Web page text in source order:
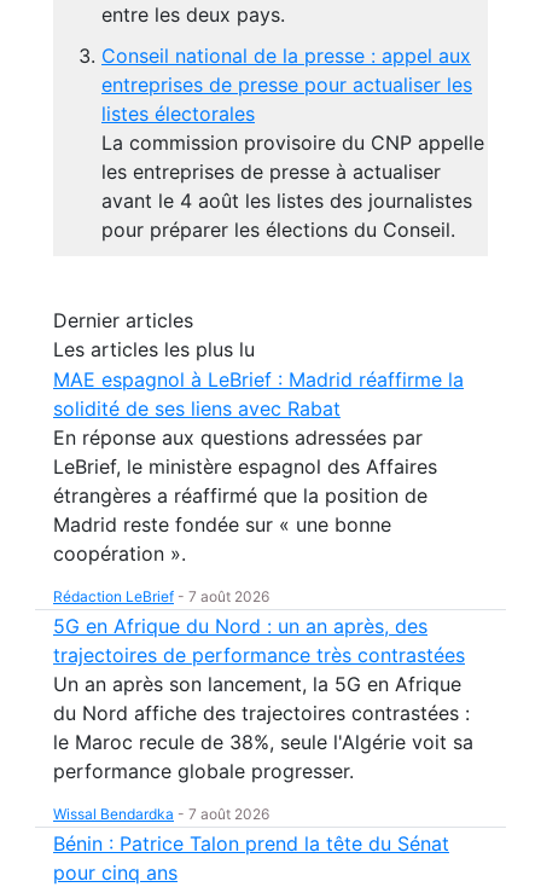
entre les deux pays.
Conseil national de la presse : appel aux
entreprises de presse pour actualiser les
listes électorales
La commission provisoire du CNP appelle
les entreprises de presse à actualiser
avant le 4 août les listes des journalistes
pour préparer les élections du Conseil.
Dernier articles
Les articles les plus lu
MAE espagnol à LeBrief : Madrid réaffirme la
solidité de ses liens avec Rabat
En réponse aux questions adressées par
LeBrief, le ministère espagnol des Affaires
étrangères a réaffirmé que la position de
Madrid reste fondée sur « une bonne
coopération ».
Rédaction LeBrief - 7 août 2026
5G en Afrique du Nord : un an après, des
trajectoires de performance très contrastées
Un an après son lancement, la 5G en Afrique
du Nord affiche des trajectoires contrastées :
le Maroc recule de 38%, seule l'Algérie voit sa
performance globale progresser.
Wissal Bendardka - 7 août 2026
Bénin : Patrice Talon prend la tête du Sénat
pour cinq ans